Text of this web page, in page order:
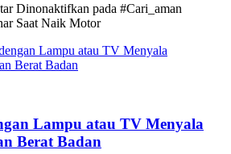
Dinonaktifkan pada #Cari_aman
Saat Naik Motor
Lampu atau TV Menyala
Berat Badan